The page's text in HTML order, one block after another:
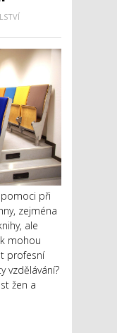
při
zejména
ale
mohou
profesní
vzdělávání?
žen a